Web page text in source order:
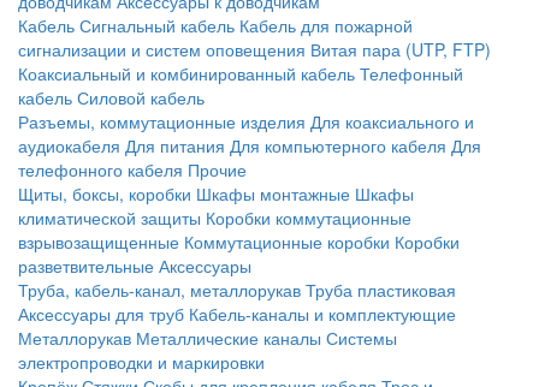
Кабель Сигнальный кабель Кабель для пожарной
сигнализации и систем оповещения Витая пара (UTP, FTP)
Коаксиальный и комбинированный кабель Телефонный
кабель Силовой кабель
Разъемы, коммутационные изделия Для коаксиального и
аудиокабеля Для питания Для компьютерного кабеля Для
телефонного кабеля Прочие
Щиты, боксы, коробки Шкафы монтажные Шкафы
климатической защиты Коробки коммутационные
взрывозащищенные Коммутационные коробки Коробки
разветвительные Аксессуары
Труба, кабель-канал, металлорукав Труба пластиковая
Аксессуары для труб Кабель-каналы и комплектующие
Металлорукав Металлические каналы Системы
электропроводки и маркировки